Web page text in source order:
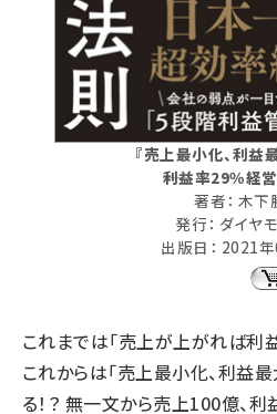
『売上最小化、利益
――利益率29％経
著者： 木下
発行： ダイヤ
出版日： 2021
これまでは「売上が上がれば利
これからは「売上最小化、利益
る！？ 無一文から売上100億、